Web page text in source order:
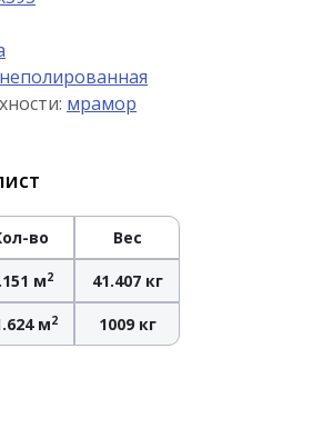
неполированная
мрамор
во Вес
м2 41.407 кг
м2 1009 кг